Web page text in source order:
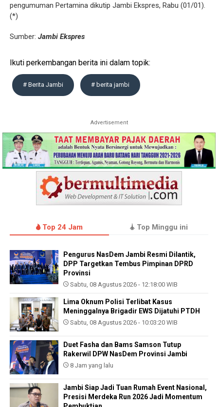
pengumuman Pertamina dikutip Jambi Ekspres, Rabu (01/01).
(*)
Sumber: Jambi Ekspres
Ikuti perkembangan berita ini dalam topik:
# Berita Jambi # berita jambi
Advertisement
Top 24 Jam Top Minggu ini
Pengurus NasDem Jambi Resmi Dilantik,
DPP Targetkan Tembus Pimpinan DPRD
Provinsi
Sabtu, 08 Agustus 2026 - 12:18:00 WIB
Lima Oknum Polisi Terlibat Kasus
Meninggalnya Brigadir EWS Dijatuhi PTDH
Sabtu, 08 Agustus 2026 - 10:03:20 WIB
Duet Fasha dan Bams Samson Tutup
Rakerwil DPW NasDem Provinsi Jambi
8 Jam yang lalu
Jambi Siap Jadi Tuan Rumah Event Nasional,
Presisi Merdeka Run 2026 Jadi Momentum